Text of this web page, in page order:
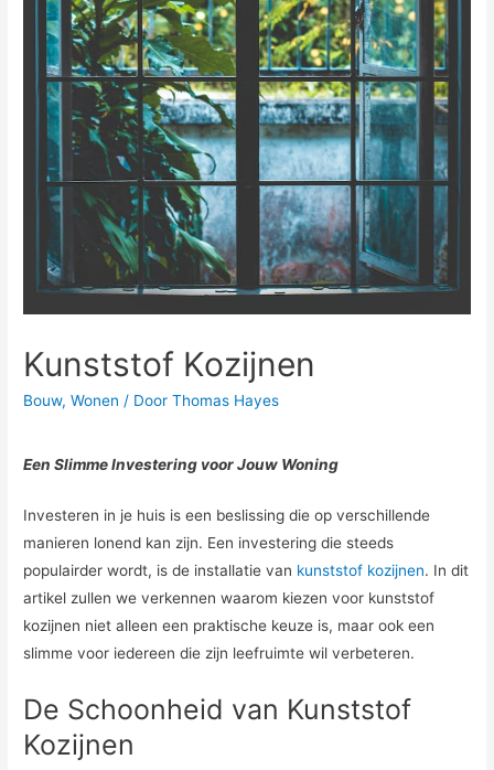
Kunststof Kozijnen
Bouw,Wonen / DoorThomas Hayes
Een Slimme Investering voor Jouw Woning
Investeren in je huis is een beslissing die op verschillende
manieren lonend kan zijn. Een investering die steeds
populairder wordt, is de installatie van kunststof kozijnen. In dit
artikel zullen we verkennen waarom kiezen voor kunststof
kozijnen niet alleen een praktische keuze is, maar ook een
slimme voor iedereen die zijn leefruimte wil verbeteren.
De Schoonheid van Kunststof
Kozijnen